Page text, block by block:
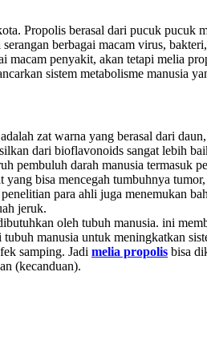
Propolis berasal dari pucuk
berbagai macam virus,
penyakit, akan tetapi melia
sistem metabolisme manusia
adalah zat warna yang berasal dari
dari bioflavonoids sangat lebih
pembuluh darah manusia termasuk
bisa mencegah tumbuhnya
para ahli juga menemukan
jeruk.
oleh tubuh manusia. ini
manusia untuk meningkatkan
samping. Jadi melia propolis bisa
(kecanduan).